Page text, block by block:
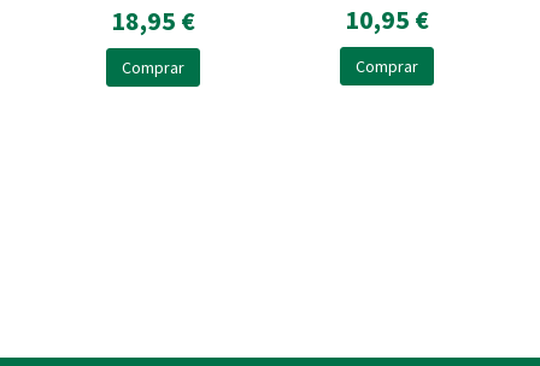
18,95 €
Comprar
10,95 €
Comprar